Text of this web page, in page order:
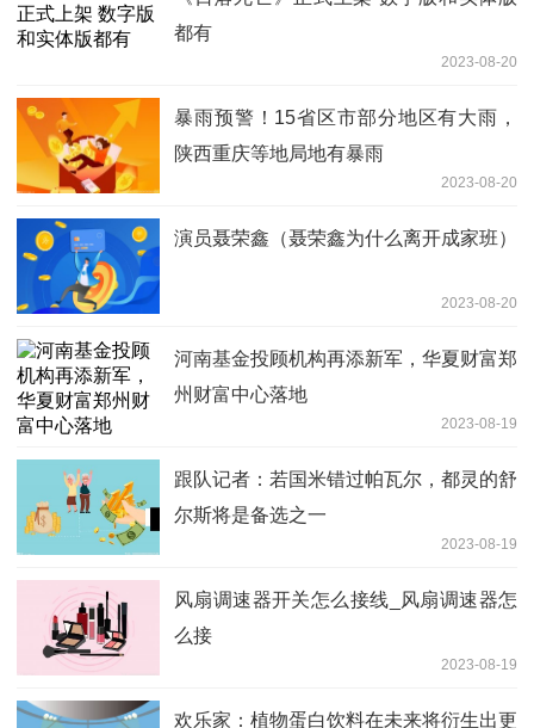
都有
2023-08-20
暴雨预警！15省区市部分地区有大雨，
陕西重庆等地局地有暴雨
2023-08-20
演员聂荣鑫（聂荣鑫为什么离开成家班）
2023-08-20
河南基金投顾机构再添新军，华夏财富郑
州财富中心落地
2023-08-19
跟队记者：若国米错过帕瓦尔，都灵的舒
尔斯将是备选之一
2023-08-19
风扇调速器开关怎么接线_风扇调速器怎
么接
2023-08-19
欢乐家：植物蛋白饮料在未来将衍生出更